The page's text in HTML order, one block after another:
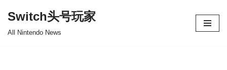
Switch头号玩家
All Nintendo News